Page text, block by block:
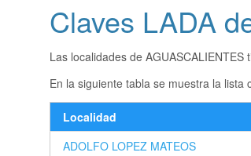
Claves LADA
Las localidades de
En la siguiente tabla se muestra la lista
Localidad
ADOLFO LOPEZ MATEOS